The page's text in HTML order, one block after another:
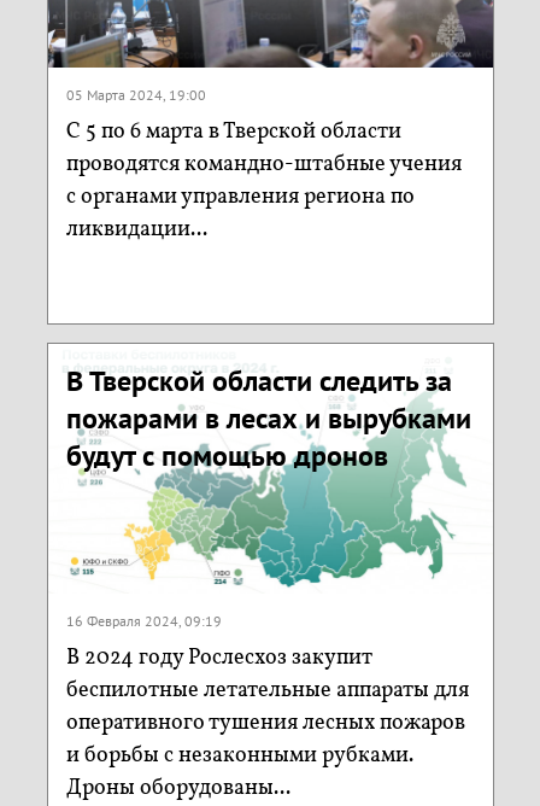
05 Марта 2024, 19:00
С 5 по 6 марта в Тверской области
проводятся командно-штабные учения
с органами управления региона по
ликвидации...
В Тверской области следить за
пожарами в лесах и вырубками
будут с помощью дронов
16 Февраля 2024, 09:19
В 2024 году Рослесхоз закупит
беспилотные летательные аппараты для
оперативного тушения лесных пожаров
и борьбы с незаконными рубками.
Дроны оборудованы...